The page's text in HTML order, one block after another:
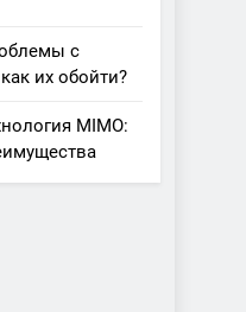
с
их обойти?
MIMO: